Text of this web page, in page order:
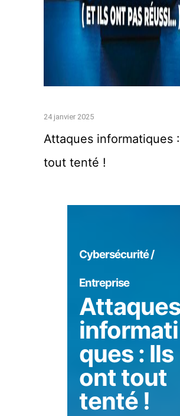
24 janvier 2025
Attaques informatiques
tout tenté !
Cybersécurité /
Entreprise
Attaques
informati
ques : Ils
ont tout
tenté !